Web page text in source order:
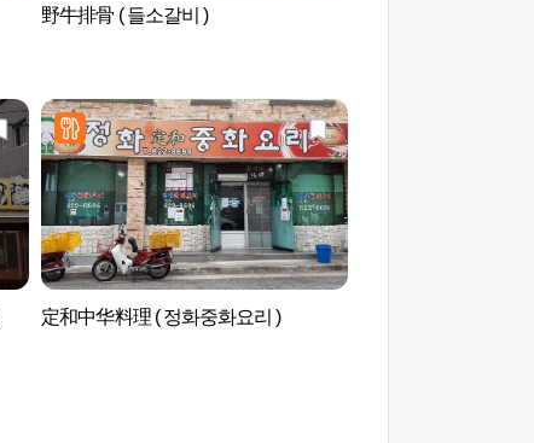
野牛排骨 ( 들소갈비 )
定和中华料理 ( 정화중화요리 )